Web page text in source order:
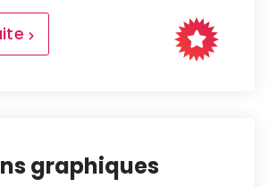
graphiques